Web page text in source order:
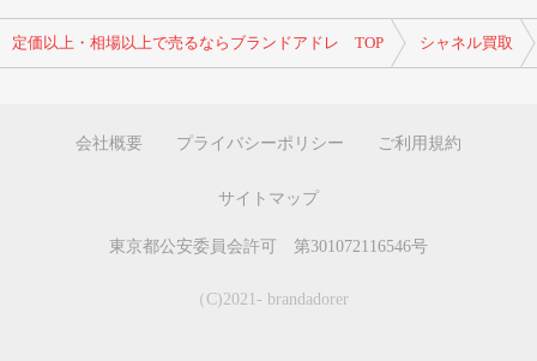
定価以上・相場以上で売るならブランドアドレ TOP シャネル買取
会社概要 プライバシーポリシー ご利用規約
サイトマップ
東京都公安委員会許可 第301072116546号
（C)2021- brandadorer